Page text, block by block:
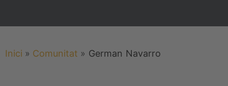
Inici » Comunitat » German Navarro